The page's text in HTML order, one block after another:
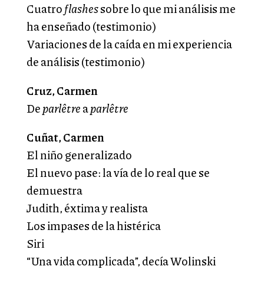
Cuatroflashessobre lo que mi análisis me
ha enseñado (testimonio)
Variaciones de la caída en mi experiencia
de análisis (testimonio)
Cruz, Carmen
Deparlêtreaparlêtre
Cuñat, Carmen
El niño generalizado
El nuevo pase: la vía de lo real que se
demuestra
Judith, éxtima y realista
Los impases de la histérica
Siri
“Una vida complicada”, decía Wolinski